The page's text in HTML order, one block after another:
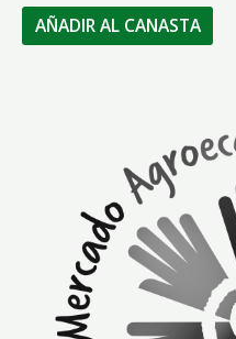
AÑADIR AL CANASTA